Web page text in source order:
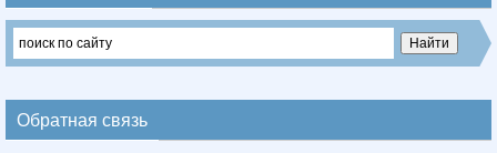
Обратная связь